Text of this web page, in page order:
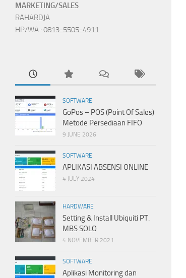
MARKETING/SALES
RAHARDJA
HP/WA : 0813-5505-4911
SOFTWARE
GoPos – POS (Point Of Sales)
Metode Persediaan FIFO
9 JUNE 2026
SOFTWARE
APLIKASI ABSENSI ONLINE
4 JULY 2024
HARDWARE
Setting & Install Ubiquiti PT.
MBS SOLO
4 NOVEMBER 2021
SOFTWARE
Aplikasi Monitoring dan